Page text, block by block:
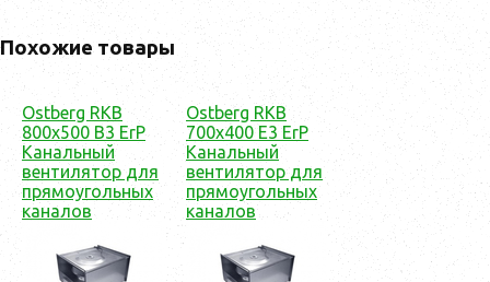
Похожие товары
Ostberg RKB
800x500 B3 ErP
Канальный
вентилятор для
прямоугольных
каналов
Ostberg RKB
700x400 E3 ErP
Канальный
вентилятор для
прямоугольных
каналов